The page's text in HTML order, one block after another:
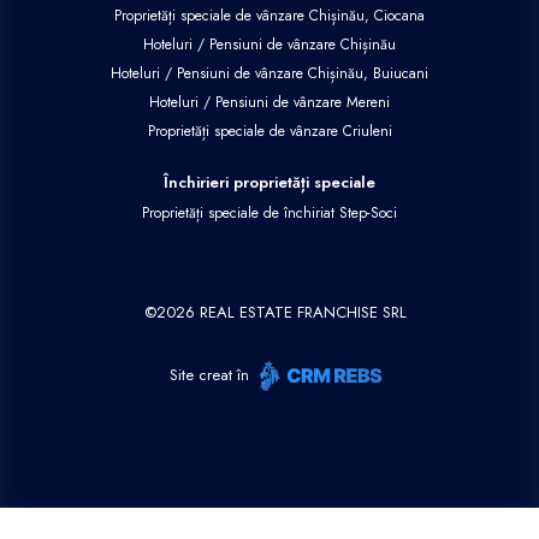
Proprietăți speciale de vânzare Chișinău, Ciocana
Hoteluri / Pensiuni de vânzare Chișinău
Hoteluri / Pensiuni de vânzare Chișinău, Buiucani
Hoteluri / Pensiuni de vânzare Mereni
Proprietăți speciale de vânzare Criuleni
Închirieri proprietăți speciale
Proprietăți speciale de închiriat Step-Soci
©2026 REAL ESTATE FRANCHISE SRL
Site creat în